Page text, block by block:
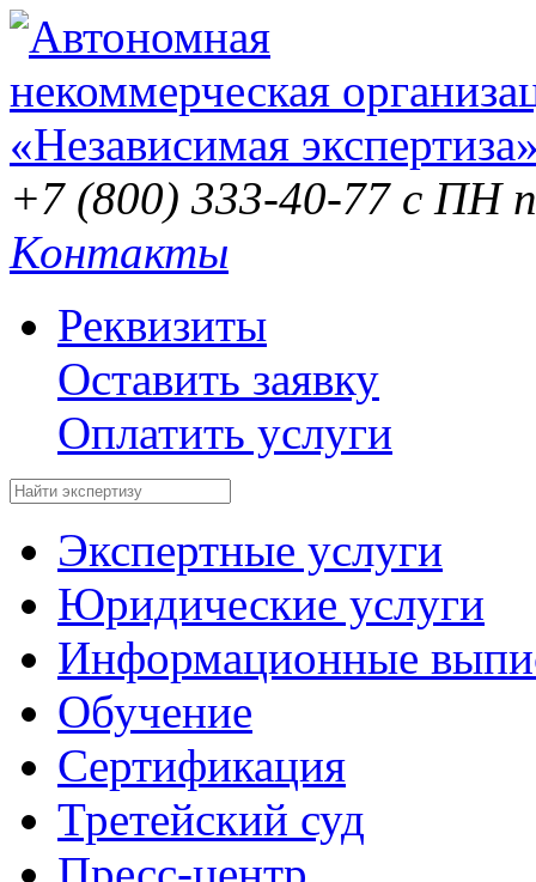
+7 (800) 333-40-77 с ПН
Контакты
Реквизиты
Оставить заявку
Оплатить услуги
Экспертные услуги
Юридические услуги
Информационные
Обучение
Сертификация
Третейский суд